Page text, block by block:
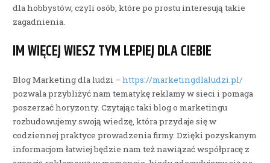
dla hobbystów, czyli osób, które po prostu interesują takie
zagadnienia.
IM WIĘCEJ WIESZ TYM LEPIEJ DLA CIEBIE
Blog Marketing dla ludzi –https://marketingdlaludzi.pl/
pozwala przybliżyć nam tematykę reklamy w sieci i pomaga
poszerzać horyzonty. Czytając taki blog o marketingu
rozbudowujemy swoją wiedzę, która przydaje się w
codziennej praktyce prowadzenia firmy. Dzięki pozyskanym
informacjom łatwiej będzie nam też nawiązać współpracę z